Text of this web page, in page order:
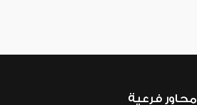
محاور فرعية